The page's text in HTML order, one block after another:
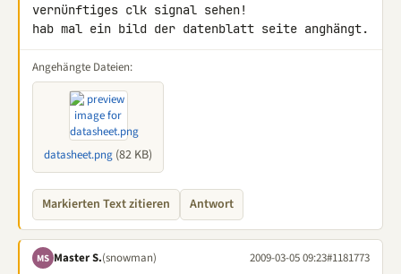
vernünftiges clk signal sehen!
hab mal ein bild der datenblatt seite anghängt.
Angehängte Dateien:
datasheet.png (82 KB)
Markierten Text zitieren Antwort
MS Master S.(snowman) 2009-03-05 09:23#1181773